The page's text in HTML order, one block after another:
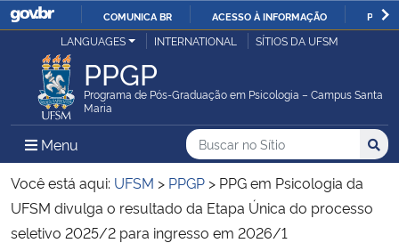
IR
O
COMUNICA BR ACESSO À INFORMAÇÃO
Ministério da Justiça e Segurança Pública
Ministério da Defesa
Ministério das Relações Exteriores
Ministério da Economia
LANGUAGES INTERNATIONAL SÍTIOS DA UFSM
PPGP
Programa de Pós-Graduação em Psicologia – Campus Santa
Maria
Menu Menu Principal do Sítio
Busca
Buscar no no Sítio
Busca:
Você está aqui: UFSM > PPGP > PPG em Psicologia da
UFSM divulga o resultado da Etapa Única do processo
seletivo 2025/2 para ingresso em 2026/1